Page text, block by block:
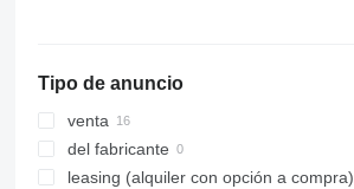
Tipo de anuncio
venta
del fabricante
leasing (alquiler con opción a compra)